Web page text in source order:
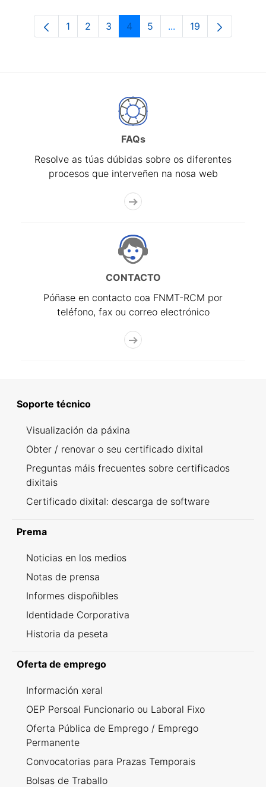
Páxina
1 Páxina
2 Páxina
3 Páxina
4 Páxina
5 ...Páxinas intermedias
Páxina
19
FAQs
Resolve as túas dúbidas sobre os diferentes
procesos que interveñen na nosa web
CONTACTO
Póñase en contacto coa FNMT-RCM por
teléfono, fax ou correo electrónico
Soporte técnico
Visualización da páxina
Obter / renovar o seu certificado dixital
Preguntas máis frecuentes sobre certificados
dixitais
Certificado dixital: descarga de software
Prema
Noticias en los medios
Notas de prensa
Informes dispoñibles
Identidade Corporativa
Historia da peseta
Oferta de emprego
Información xeral
OEP Persoal Funcionario ou Laboral Fixo
Oferta Pública de Emprego / Emprego
Permanente
Convocatorias para Prazas Temporais
Bolsas de Traballo